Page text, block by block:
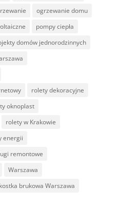
ogrzewanie domu
pompy ciepła
domów jednorodzinnych
rolety dekoracyjne
oknoplast
rolety w Krakowie
energii
remontowe
Warszawa
brukowa Warszawa